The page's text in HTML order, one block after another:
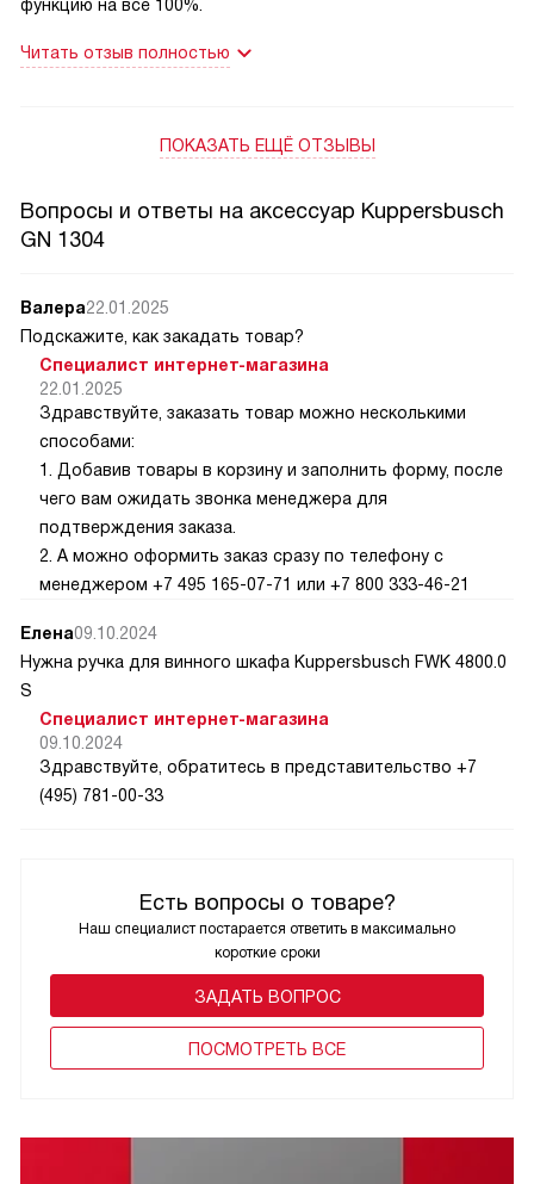
функцию на все 100%.
Читать отзыв полностью
ПОКАЗАТЬ ЕЩЁ ОТЗЫВЫ
Вопросы и ответы на аксессуар Kuppersbusch
GN 1304
Есть вопросы о товаре?
Наш специалист постарается ответить в максимально
короткие сроки
ЗАДАТЬ ВОПРОС
ПОCМОТРЕТЬ ВСЕ
Валера22.01.2025
Подскажите, как закадать товар?
Специалист интернет-магазина
22.01.2025
Здравствуйте, заказать товар можно несколькими
способами:
1. Добавив товары в корзину и заполнить форму, после
чего вам ожидать звонка менеджера для
подтверждения заказа.
2. А можно оформить заказ сразу по телефону с
менеджером +7 495 165-07-71 или +7 800 333-46-21
Елена09.10.2024
Нужна ручка для винного шкафа Kuppersbusch FWK 4800.0
S
Специалист интернет-магазина
09.10.2024
Здравствуйте, обратитесь в представительство +7
(495) 781-00-33